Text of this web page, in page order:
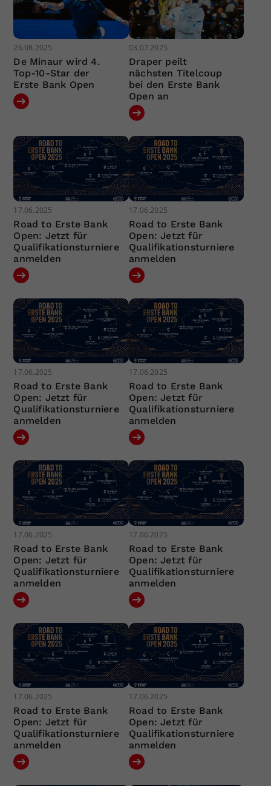
26.08.2025
De Minaur wird 4.
Top-10-Star der
Erste Bank Open
03.07.2025
Draper peilt
nächsten Titelcoup
bei den Erste Bank
Open an
17.06.2025
Road to Erste Bank
Open: Jetzt für
Qualifikationsturniere
anmelden
17.06.2025
Road to Erste Bank
Open: Jetzt für
Qualifikationsturniere
anmelden
17.06.2025
Road to Erste Bank
Open: Jetzt für
Qualifikationsturniere
anmelden
17.06.2025
Road to Erste Bank
Open: Jetzt für
Qualifikationsturniere
anmelden
17.06.2025
Road to Erste Bank
Open: Jetzt für
Qualifikationsturniere
anmelden
17.06.2025
Road to Erste Bank
Open: Jetzt für
Qualifikationsturniere
anmelden
17.06.2025
Road to Erste Bank
Open: Jetzt für
Qualifikationsturniere
anmelden
17.06.2025
Road to Erste Bank
Open: Jetzt für
Qualifikationsturniere
anmelden